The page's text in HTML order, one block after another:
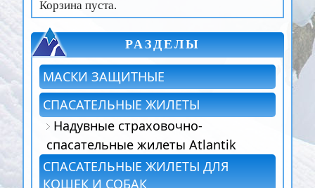
Корзина пуста.
РАЗДЕЛЫ
МАСКИ ЗАЩИТНЫЕ
СПАСАТЕЛЬНЫЕ ЖИЛЕТЫ
Надувные страховочно-
спасательные жилеты Atlantik
СПАСАТЕЛЬНЫЕ ЖИЛЕТЫ ДЛЯ
КОШЕК И СОБАК